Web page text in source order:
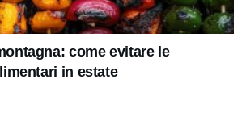
come evitare le
in estate